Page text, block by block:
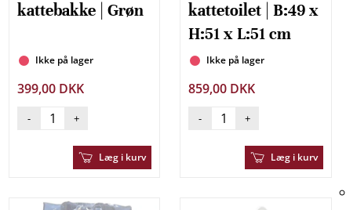
kattebakke | Grøn
Ikke på lager
399,00 DKK
- +
Læg i kurv
kattetoilet | B:49 x
H:51 x L:51 cm
Ikke på lager
859,00 DKK
- +
Læg i kurv